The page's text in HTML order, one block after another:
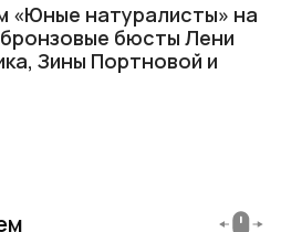
«Юные натуралисты» на
бюсты Лени
Зины Портновой и